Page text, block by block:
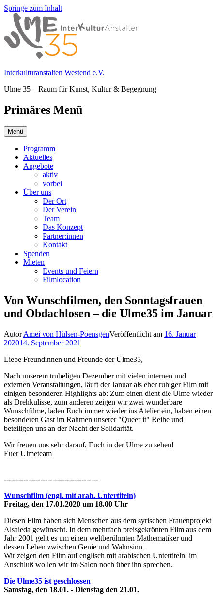
Springe zum Inhalt
Interkulturanstalten Westend e.V.
Ulme 35 – Raum für Kunst, Kultur & Begegnung
Primäres Menü
Menü
Programm
Aktuelles
Angebote
aktiv
vorbei
Über uns
Der Ort
Der Verein
Team
Das Konzept
Partner:innen
Kontakt
Spenden
Mieten
Events und Feiern
Filmlocation
Von Wunschfilmen, den Sonntagsfrauen
und Obdachlosen – die Ulme35 im Januar
AutorAmei von Hülsen-PoensgenVeröffentlicht am 16. Januar
202014. September 2021
Liebe Freundinnen und Freunde der Ulme35,
Nach unserem trubeligen Dezember mit vielen internen und
externen Veranstaltungen, läuft der Januar als eher ruhiger Film mit
einigen besonderen Highlights ab: Zum einen dient die Ulme wieder
als Drehkulisse, zum anderen zeigen wir zwei wunderbare
Wunschfilme, laden Euch immer wieder ins Atelier ein, haben einen
besonderen Gast im Rahmen unserer "Queer it" Reihe und
beteiligen uns an der Nacht der Solidarität.
Wir freuen uns sehr darauf, Euch in der Ulme zu sehen!
Euer Ulmeteam
---------------------------------------
Wunschfilm (engl. mit arab. Untertiteln)
Freitag, den 17.01.2020 um 18.00 Uhr
Diesen Film haben sich Menschen aus dem syrischen Frauenprojekt
Alsaieda gewünscht. In dem mehrfach preisgekrönten Film aus dem
Jahr 2001 geht es um einen weltberühmten Mathematiker und
dessen Leben zwischen Genie und Wahnsinn.
Wir zeigen den Film auf englisch mit arabischen Untertiteln, im
Anschluß wollen wir im Salon noch über ihn sprechen.
Die Ulme35 ist geschlossen
Samstag, den 18.01. - Dienstag den 21.01.